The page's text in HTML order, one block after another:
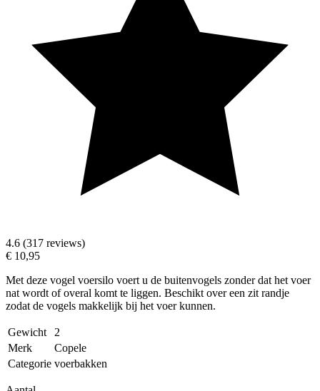
4.6 (317 reviews)
€ 10,95
Met deze vogel voersilo voert u de buitenvogels zonder dat het voer
nat wordt of overal komt te liggen. Beschikt over een zit randje
zodat de vogels makkelijk bij het voer kunnen.
Gewicht
2
Merk
Copele
Categorie voerbakken